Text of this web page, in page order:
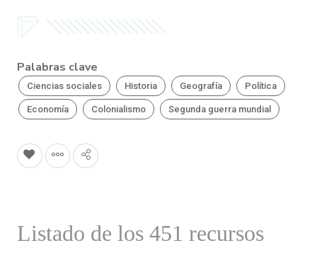
Palabras clave
Ciencias sociales Historia Geografía Política
Economía Colonialismo Segunda guerra mundial
Listado de los 451 recursos